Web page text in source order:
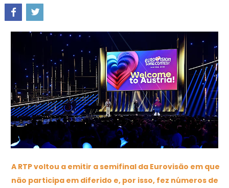
A RTP voltou a emitir a semifinal da Eurovisão em que
não participa em diferido e, por isso, fez números de